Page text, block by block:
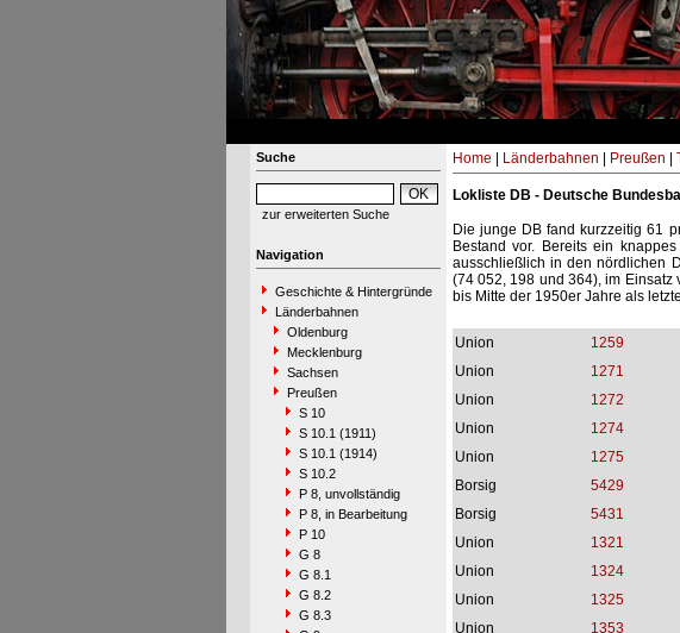
Suche
zur erweiterten Suche
Navigation
Geschichte & Hintergründe
Länderbahnen
Oldenburg
Mecklenburg
Sachsen
Preußen
S 10
S 10.1 (1911)
S 10.1 (1914)
S 10.2
P 8, unvollständig
P 8, in Bearbeitung
P 10
G 8
G 8.1
G 8.2
G 8.3
Home Länderbahnen Preußen
Lokliste DB - Deutsche
Die junge DB fand kurzzeitig 61
Bestand vor. Bereits ein
ausschließlich in den nördlichen
(74 052, 198 und 364), im
bis Mitte der 1950er Jahre als
Union 1259
Union
1271
Union
1272
Union
1274
Union
1275
Borsig
5429
Borsig
5431
Union
1321
Union
1324
Union
1325
Union
1353